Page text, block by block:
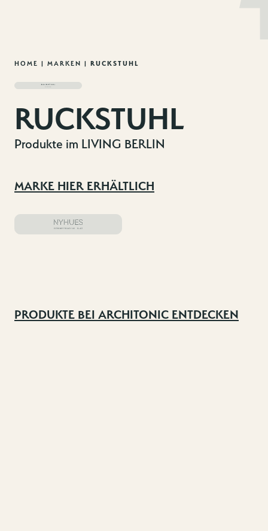
Zum
springen
HOME | MARKEN | RUCKSTUHL
RUCKSTUHL
Produkte im LIVING BERLIN
MARKE HIER ERHÄLTLICH
PRODUKTE BEI ARCHITONIC ENTDECKEN